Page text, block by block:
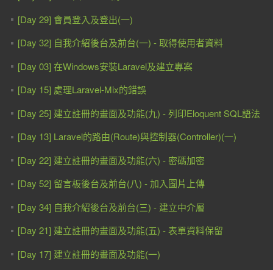
[Day 29] 會員登入及登出(一)
[Day 32] 自我介紹後台及前台(一) - 取得使用者資料
[Day 03] 在Windows安裝Laravel及建立專案
[Day 15] 處理Laravel-Mix的錯誤
[Day 25] 建立註冊的畫面及功能(九) - 列印Eloquent SQL語法
[Day 13] Laravel的路由(Route)與控制器(Controller)(一)
[Day 22] 建立註冊的畫面及功能(六) - 密碼加密
[Day 52] 留言板後台及前台(八) - 加入圖片上傳
[Day 34] 自我介紹後台及前台(三) - 建立中介層
[Day 21] 建立註冊的畫面及功能(五) - 表單資料保留
[Day 17] 建立註冊的畫面及功能(一)